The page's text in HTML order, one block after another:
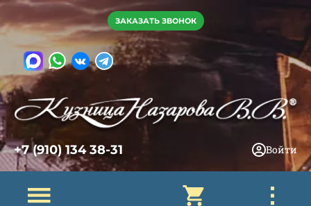
ЗАКАЗАТЬ ЗВОНОК
+7 (910) 134 38-31 Войти